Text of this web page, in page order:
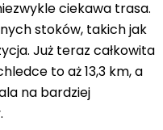
ciekawa trasa.
stoków, takich jak
Już teraz całkowita
to aż 13,3 km, a
na bardziej